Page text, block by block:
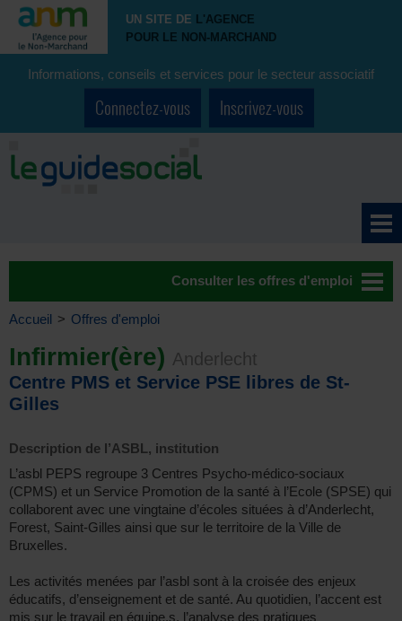
UN SITE DE L'AGENCE
POUR LE NON-MARCHAND
Informations, conseils et services pour le secteur associatif
Connectez-vous Inscrivez-vous
Consulter les offres d'emploi
Accueil > Offres d'emploi
Infirmier(ère) Anderlecht
Centre PMS et Service PSE libres de St-
Gilles
Description de l’ASBL, institution
L’asbl PEPS regroupe 3 Centres Psycho-médico-sociaux
(CPMS) et un Service Promotion de la santé à l’Ecole (SPSE) qui
collaborent avec une vingtaine d’écoles situées à d’Anderlecht,
Forest, Saint-Gilles ainsi que sur le territoire de la Ville de
Bruxelles.
Les activités menées par l’asbl sont à la croisée des enjeux
éducatifs, d’enseignement et de santé. Au quotidien, l’accent est
mis sur le travail en équipe.s, l’analyse des pratiques